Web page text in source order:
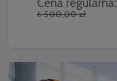
6 500,00 zł